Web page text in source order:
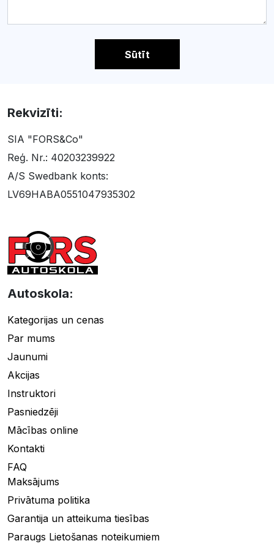
Sūtīt
Rekvizīti:
SIA "FORS&Co"
Reģ. Nr.: 40203239922
A/S Swedbank konts:
LV69HABA0551047935302
Autoskola:
Kategorijas un cenas
Par mums
Jaunumi
Akcijas
Instruktori
Pasniedzēji
Mācības online
Kontakti
FAQ
Maksājums
Privātuma politika
Garantija un atteikuma tiesības
Paraugs Lietošanas noteikumiem